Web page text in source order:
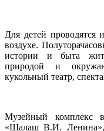
Для детей проводятся
воздухе.
истории и быта
природой и
кукольный театр,
Музейный комплекс
«Шалаш В.И.